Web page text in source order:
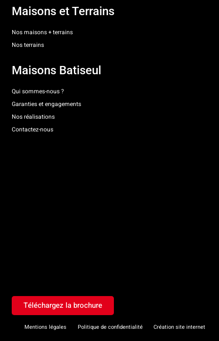
Maisons et Terrains
Nos maisons + terrains
Nos terrains
Maisons Batiseul
Qui sommes-nous ?
Garanties et engagements
Nos réalisations
Contactez-nous
Téléchargez la brochure
Mentions légales Politique de confidentialité Création site internet